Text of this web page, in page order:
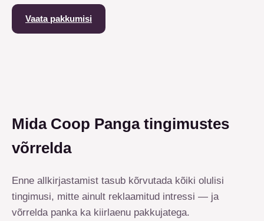
Vaata pakkumisi
Mida Coop Panga tingimustes
võrrelda
Enne allkirjastamist tasub kõrvutada kõiki olulisi
tingimusi, mitte ainult reklaamitud intressi — ja
võrrelda panka ka kiirlaenu pakkujatega.